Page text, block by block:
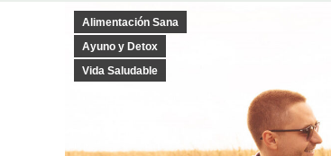
Alimentación Sana
Ayuno y Detox
Vida Saludable